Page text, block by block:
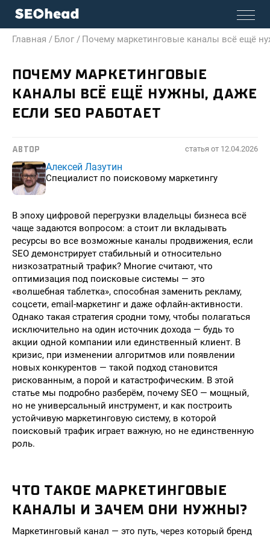
Главная / Блог / Почему маркетинговые каналы всё ещё
ПОЧЕМУ МАРКЕТИНГОВЫЕ
КАНАЛЫ ВСЁ ЕЩЁ НУЖНЫ, ДАЖЕ
ЕСЛИ SEO РАБОТАЕТ
АВТОР статья от 12.04.2026
Алексей Лазутин
Специалист по поисковому маркетингу
В эпоху цифровой перегрузки владельцы бизнеса всё
чаще задаются вопросом: а стоит ли вкладывать
ресурсы во все возможные каналы продвижения, если
SEO демонстрирует стабильный и относительно
низкозатратный трафик? Многие считают, что
оптимизация под поисковые системы — это
«волшебная таблетка», способная заменить рекламу,
соцсети, email-маркетинг и даже офлайн-активности.
Однако такая стратегия сродни тому, чтобы полагаться
исключительно на один источник дохода — будь то
акции одной компании или единственный клиент. В
кризис, при изменении алгоритмов или появлении
новых конкурентов — такой подход становится
рискованным, а порой и катастрофическим. В этой
статье мы подробно разберём, почему SEO — мощный,
но не универсальный инструмент, и как построить
устойчивую маркетинговую систему, в которой
поисковый трафик играет важную, но не единственную
роль.
ЧТО ТАКОЕ МАРКЕТИНГОВЫЕ
КАНАЛЫ И ЗАЧЕМ ОНИ НУЖНЫ?
Маркетинговый канал — это путь, через который бренд